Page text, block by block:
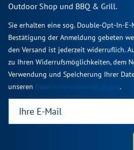
Outdoor Shop und BBQ & Grill.
Sie erhalten eine sog. Double-Opt-In-E-
Bestätigung der Anmeldung gebeten
den Versand ist jederzeit widerruflich.
zu Ihren Widerrufsmöglichkeiten, dem
Verwendung und Speicherung Ihrer
unseren Datenschutzbestimmungen.